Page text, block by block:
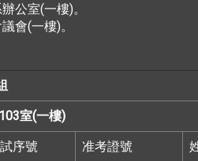
公室(一樓)。
會(一樓)。
室(一樓)
序號 准考證號